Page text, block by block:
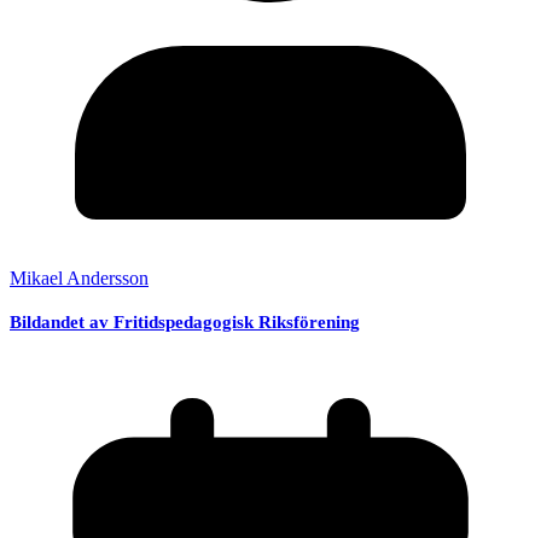
Mikael Andersson
Bildandet av Fritidspedagogisk Riksförening